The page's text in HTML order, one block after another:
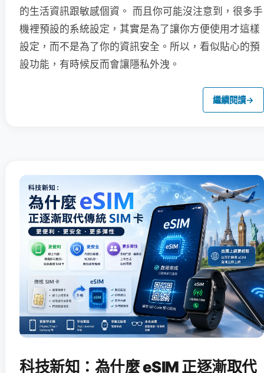
的生活資訊跟敏感個資。 而且你可能沒注意到，很多手
機裡預設的系統設定，其實是為了讓你方便使用才這樣
設定，而不是為了你的資訊安全。所以，看似貼心的預
設功能，有時候反而會讓隱私外洩。
繼續閱讀→
科技新知：為什麼 eSIM 正逐漸取代